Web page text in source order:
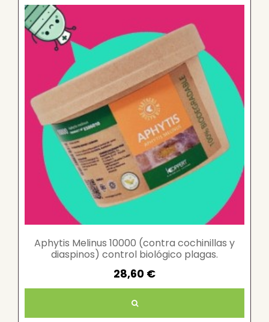
Aphytis Melinus 10000 (contra cochinillas y
diaspinos) control biológico plagas.
28,60 €